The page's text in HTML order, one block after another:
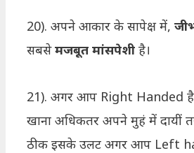
20). अपने आकार के सापेक्ष में,
सबसेमजबूत मांसपेशी है।
21). अगर आप Right Handed
खाना अधिकतर अपने मुहं में दायीं
ठीक इसके उलट अगर आप Left